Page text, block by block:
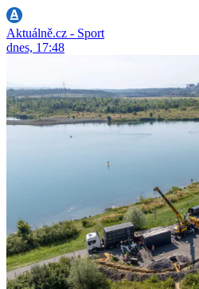
Aktuálně.cz - Sport
dnes, 17:48